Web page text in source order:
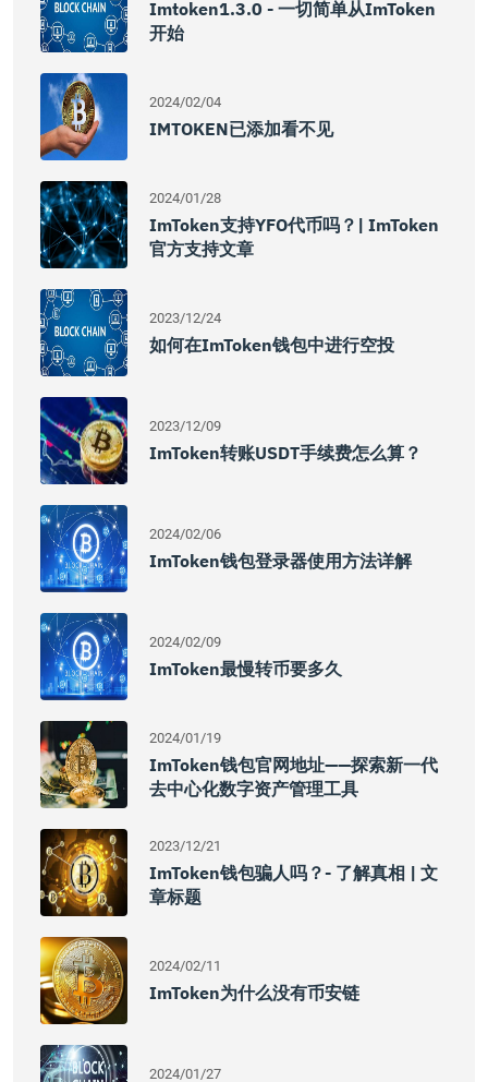
Imtoken1.3.0 - 一切简单从imToken
开始
2024/02/04
IMTOKEN已添加看不见
2024/01/28
ImToken支持YFO代币吗？| ImToken
官方支持文章
2023/12/24
如何在imToken钱包中进行空投
2023/12/09
ImToken转账USDT手续费怎么算？
2024/02/06
ImToken钱包登录器使用方法详解
2024/02/09
ImToken最慢转币要多久
2024/01/19
ImToken钱包官网地址——探索新一代
去中心化数字资产管理工具
2023/12/21
ImToken钱包骗人吗？- 了解真相 | 文
章标题
2024/02/11
ImToken为什么没有币安链
2024/01/27